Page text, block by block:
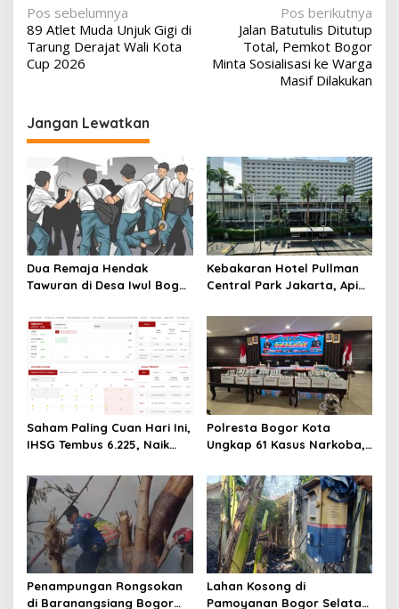
Navigasi
pos
Pos sebelumnya
89 Atlet Muda Unjuk Gigi di
Tarung Derajat Wali Kota
Cup 2026
Pos berikutnya
Jalan Batutulis Ditutup
Total, Pemkot Bogor
Minta Sosialisasi ke Warga
Masif Dilakukan
Jangan Lewatkan
Dua Remaja Hendak
Tawuran di Desa Iwul Bogor
Kebakaran Hotel Pullman
Central Park Jakarta, Api
Saham Paling Cuan Hari Ini,
IHSG Tembus 6.225, Naik
Melonjak 3%, Saham DEWA
Pimpin Transaksi Rp300
Miliar
Polresta Bogor Kota
Ungkap 61 Kasus Narkoba,
dalam Tiga Bulan
Penampungan Rongsokan
di Baranangsiang Bogor
Lahan Kosong di
Pamoyanan Bogor Selatan